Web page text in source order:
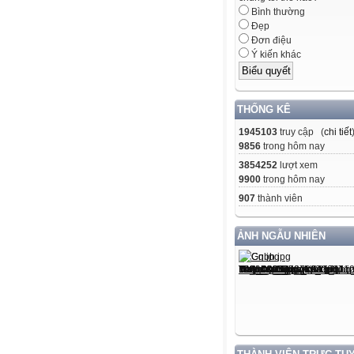
Bình thường
Đẹp
Đơn điệu
Ý kiến khác
THỐNG KÊ
1945103 truy cập (chi tiết)
9856 trong hôm nay
3854252 lượt xem
9900 trong hôm nay
907 thành viên
ẢNH NGẪU NHIÊN